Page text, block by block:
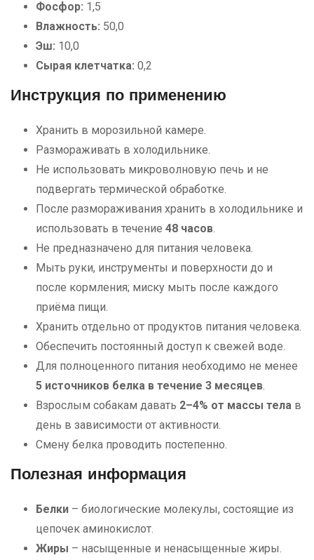
Фосфор: 1,5
Влажность: 50,0
Эш: 10,0
Сырая клетчатка: 0,2
Инструкция по применению
Хранить в морозильной камере.
Размораживать в холодильнике.
Не использовать микроволновую печь и не
подвергать термической обработке.
После размораживания хранить в холодильнике и
использовать в течение 48 часов
Не предназначено для питания человека.
Мыть руки, инструменты и поверхности до и
после кормления; миску мыть после каждого
приёма пищи.
Хранить отдельно от продуктов питания человека.
Обеспечить постоянный доступ к свежей воде.
Для полноценного питания необходимо не менее
5 источников белка в течение 3 месяцев
Взрослым собакам давать 2–4% от массы тела в
день в зависимости от активности.
Смену белка проводить постепенно.
Полезная информация
Белки – биологические молекулы, состоящие из
цепочек аминокислот.
Жиры – насыщенные и ненасыщенные жиры.